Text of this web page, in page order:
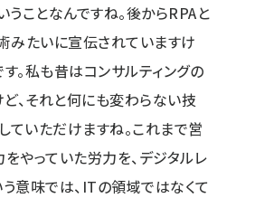
ことなんですね。後からRPAと
みたいに宣伝されていますけ
。私も昔はコンサルティングの
、それと何にも変わらない技
ていただけますね。これまで営
やっていた労力を、デジタルレ
う意味では、ITの領域ではなくて